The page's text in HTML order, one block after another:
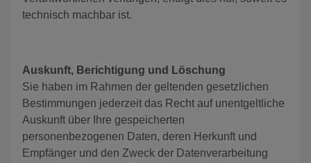
technisch machbar ist.
Auskunft, Berichtigung und Löschung
Sie haben im Rahmen der geltenden gesetzlichen
Bestimmungen jederzeit das Recht auf unentgeltliche
Auskunft über Ihre gespeicherten
personenbezogenen Daten, deren Herkunft und
Empfänger und den Zweck der Datenverarbeitung